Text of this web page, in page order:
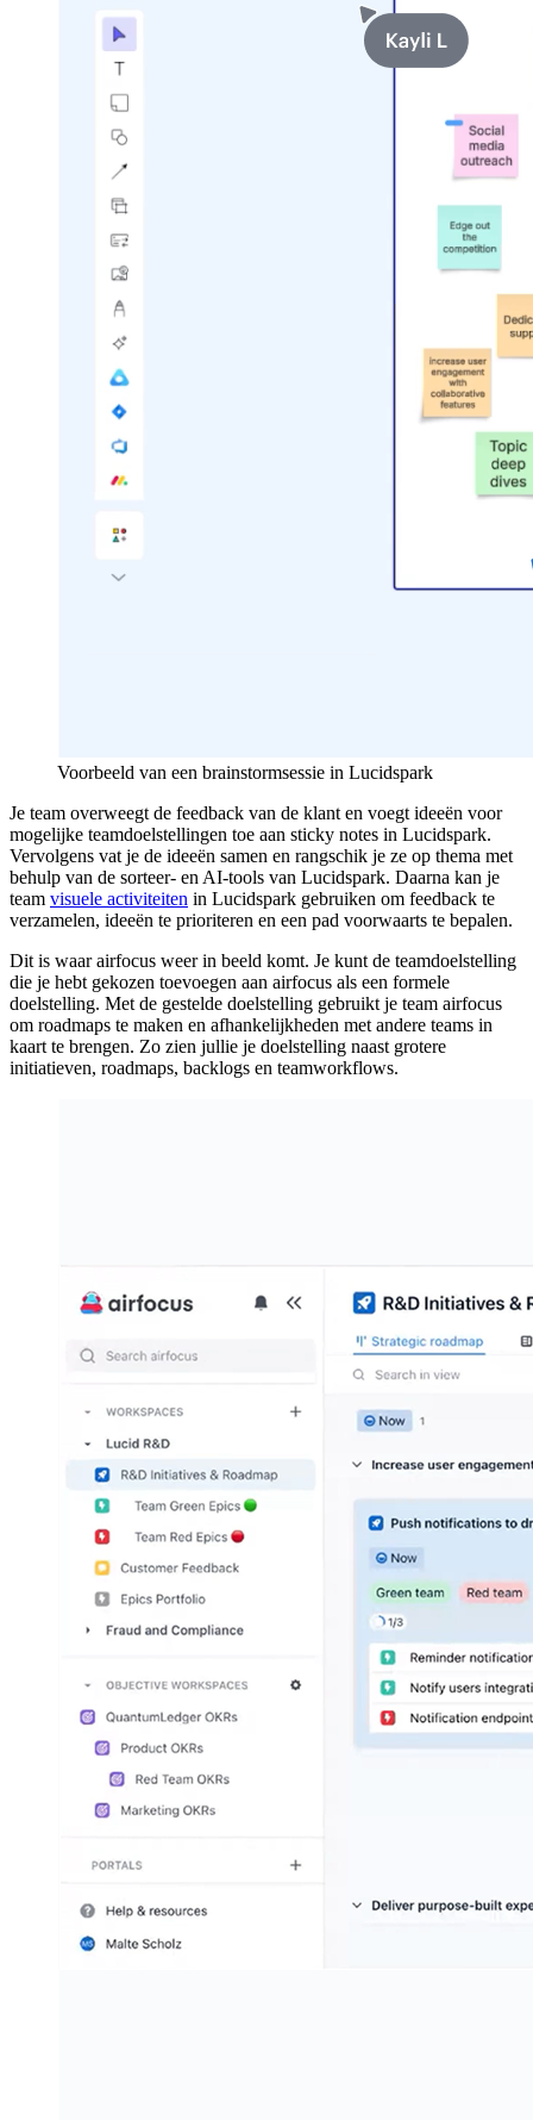
Voorbeeld van een brainstormsessie in Lucidspark
Je team overweegt de feedback van de klant en voegt ideeën voor
mogelijke teamdoelstellingen toe aan sticky notes in Lucidspark.
Vervolgens vat je de ideeën samen en rangschik je ze op thema met
behulp van de sorteer- en AI-tools van Lucidspark. Daarna kan je
team visuele activiteiten in Lucidspark gebruiken om feedback te
verzamelen, ideeën te prioriteren en een pad voorwaarts te bepalen.
Dit is waar airfocus weer in beeld komt. Je kunt de teamdoelstelling
die je hebt gekozen toevoegen aan airfocus als een formele
doelstelling. Met de gestelde doelstelling gebruikt je team airfocus
om roadmaps te maken en afhankelijkheden met andere teams in
kaart te brengen. Zo zien jullie je doelstelling naast grotere
initiatieven, roadmaps, backlogs en teamworkflows.